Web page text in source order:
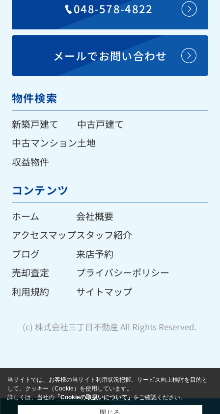
048-578-4822
メールでお問い合わせ
物件検索
新築戸建て
中古マンション
収益物件
中古戸建て
土地
コンテンツ
ホーム
アクセスマップ
ブログ
売却査定
利用規約
会社概要
スタッフ紹介
来店予約
プライバシーポリシー
サイトマップ
(c) 株式会社三丁目不動産 All Rights Reserved.
当サイトでは、お客様の当サイト利用状況把握、サービス向上検討を目的と
して、クッキー（Cookie）を使用しています。
詳しくは、当社の「Cookieの取扱いについて」をご確認ください。